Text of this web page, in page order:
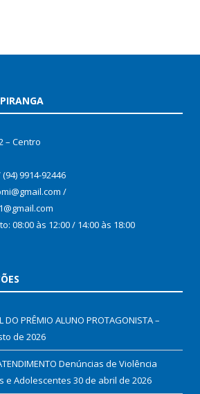
– Centro
9914-92446
/
08:00 às 12:00 / 14:00 às 18:00
DO PRÊMIO ALUNO PROTAGONISTA –
de 2026
Denúncias de Violência
e Adolescentes 30 de abril de 2026